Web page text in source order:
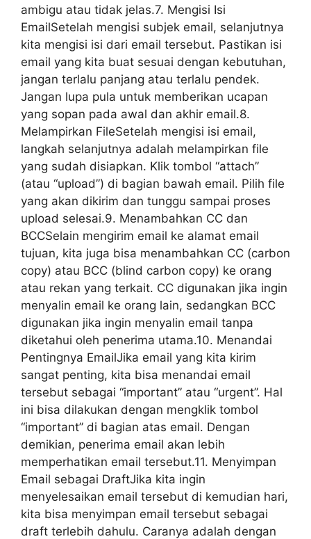
ambigu atau tidak jelas.7. Mengisi Isi
EmailSetelah mengisi subjek email, selanjutnya
kita mengisi isi dari email tersebut. Pastikan isi
email yang kita buat sesuai dengan kebutuhan,
jangan terlalu panjang atau terlalu pendek.
Jangan lupa pula untuk memberikan ucapan
yang sopan pada awal dan akhir email.8.
Melampirkan FileSetelah mengisi isi email,
langkah selanjutnya adalah melampirkan file
yang sudah disiapkan. Klik tombol “attach”
(atau “upload”) di bagian bawah email. Pilih file
yang akan dikirim dan tunggu sampai proses
upload selesai.9. Menambahkan CC dan
BCCSelain mengirim email ke alamat email
tujuan, kita juga bisa menambahkan CC (carbon
copy) atau BCC (blind carbon copy) ke orang
atau rekan yang terkait. CC digunakan jika ingin
menyalin email ke orang lain, sedangkan BCC
digunakan jika ingin menyalin email tanpa
diketahui oleh penerima utama.10. Menandai
Pentingnya EmailJika email yang kita kirim
sangat penting, kita bisa menandai email
tersebut sebagai “important” atau “urgent”. Hal
ini bisa dilakukan dengan mengklik tombol
“important” di bagian atas email. Dengan
demikian, penerima email akan lebih
memperhatikan email tersebut.11. Menyimpan
Email sebagai DraftJika kita ingin
menyelesaikan email tersebut di kemudian hari,
kita bisa menyimpan email tersebut sebagai
draft terlebih dahulu. Caranya adalah dengan